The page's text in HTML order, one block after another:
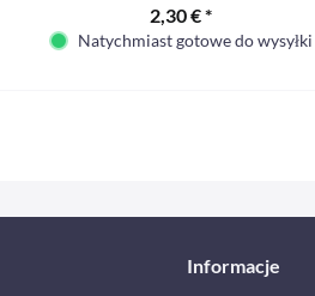
2,30 € *
Natychmiast gotowe do wysyłki
Informacje